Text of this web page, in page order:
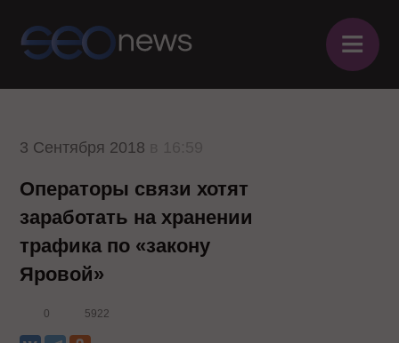
≡
3 Сентября 2018
Операторы связи хотят
заработать на хранении
трафика по «закону
Яровой»
0 5922